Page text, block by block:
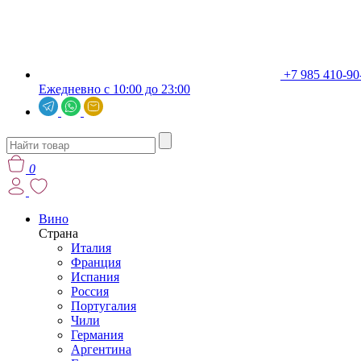
+7 985 410-
Ежедневно с 10:00 до 23:00
0
Вино
Страна
Италия
Франция
Испания
Россия
Португалия
Чили
Германия
Аргентина